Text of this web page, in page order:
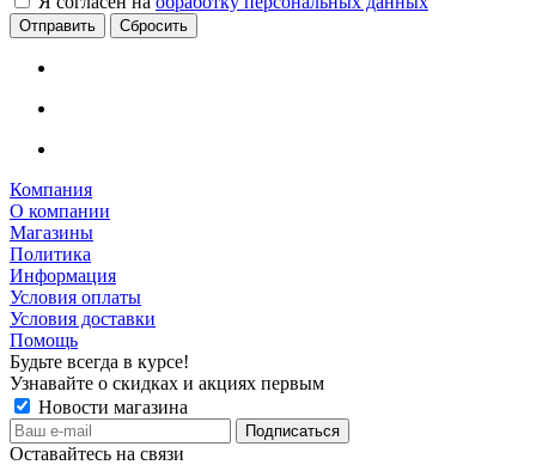
Сбросить
Компания
О компании
Магазины
Политика
Информация
Условия оплаты
Условия доставки
Помощь
Будьте всегда в курсе!
Узнавайте о скидках и акциях первым
Новости магазина
Оставайтесь на связи